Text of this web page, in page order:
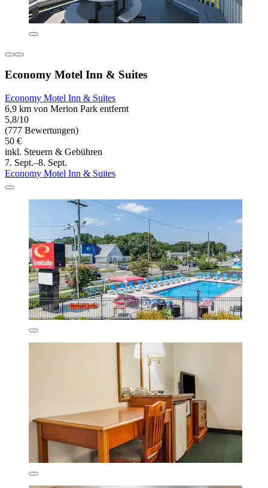
Economy Motel Inn & Suites
Economy Motel Inn & Suites
6,9 km von Merion Park entfernt
5,8/10
(777 Bewertungen)
50 €
inkl. Steuern & Gebühren
7. Sept.–8. Sept.
Economy Motel Inn & Suites